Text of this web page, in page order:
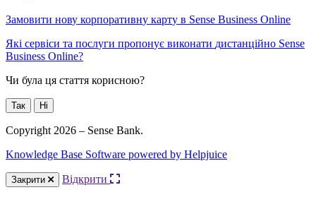
Замовити нову корпоративну карту в Sense Business Online
Які сервіси та послуги пропонує виконати дистанційно Sense
Business Online?
Чи була ця стаття корисною?
Так Ні
Copyright 2026 – Sense Bank.
Knowledge Base Software powered by Helpjuice
Закрити Відкрити